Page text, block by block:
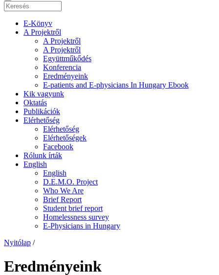
E-Könyv
A Projektről
A Projektről
A Projektről
Együttműkődés
Konferencia
Eredményeink
E-patients and E-physicians In Hungary Ebook
Kik vagyunk
Oktatás
Publikációk
Elérhetőség
Elérhetőség
Elérhetőségek
Facebook
Rólunk írták
English
English
D.E.M.O. Project
Who We Are
Brief Report
Student brief report
Homelessness survey
E-Physicians in Hungary
Nyitólap /
Eredményeink